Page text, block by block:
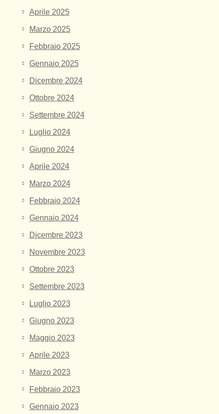
Aprile 2025
Marzo 2025
Febbraio 2025
Gennaio 2025
Dicembre 2024
Ottobre 2024
Settembre 2024
Luglio 2024
Giugno 2024
Aprile 2024
Marzo 2024
Febbraio 2024
Gennaio 2024
Dicembre 2023
Novembre 2023
Ottobre 2023
Settembre 2023
Luglio 2023
Giugno 2023
Maggio 2023
Aprile 2023
Marzo 2023
Febbraio 2023
Gennaio 2023